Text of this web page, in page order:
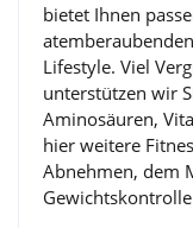
bietet Ihnen
Lifestyle. Viel
unterstützen wir
Aminosäuren,
hier weitere
Abnehmen, dem